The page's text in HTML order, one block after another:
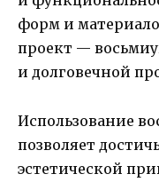
форм и
проект —
и долговечной
Использование
позволяет
эстетической